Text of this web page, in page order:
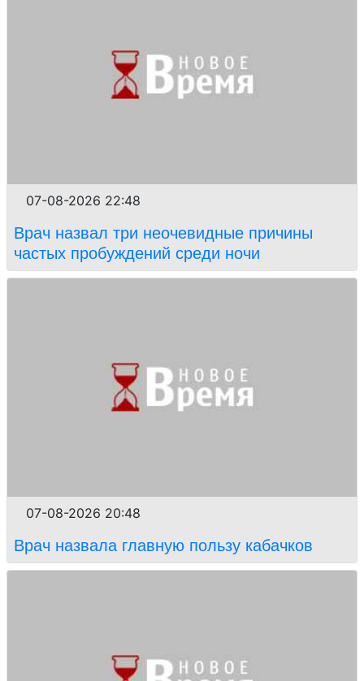
07-08-2026 22:48
Врач назвал три неочевидные причины
частых пробуждений среди ночи
07-08-2026 20:48
Врач назвала главную пользу кабачков